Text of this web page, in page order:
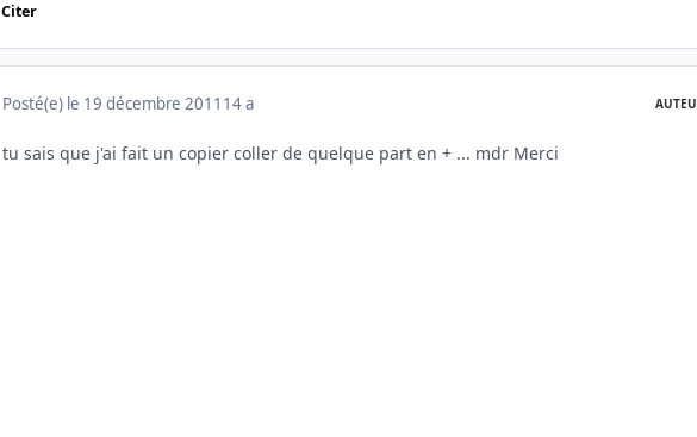
Citer
Posté(e) le 19 décembre 2011 14 a
tu sais que j'ai fait un copier coller de quelque part en + ... mdr Merci